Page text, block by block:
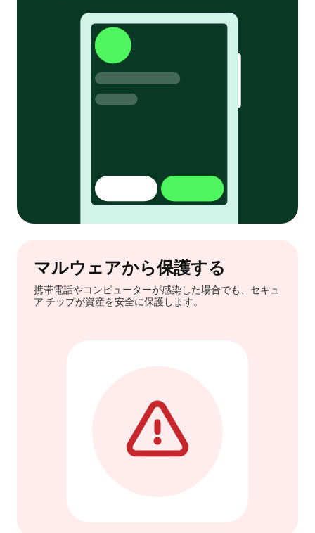
マルウェアから保護する
携帯電話やコンピューターが感染した場合でも、セキュ
ア チップが資産を安全に保護します。